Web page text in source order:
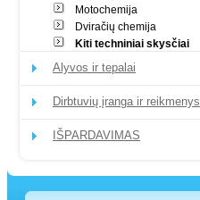
Motochemija
Dviračių chemija
Kiti techniniai skysčiai
Alyvos ir tepalai
Dirbtuvių įranga ir reikmenys
IŠPARDAVIMAS